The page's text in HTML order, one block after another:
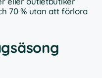
70 % utan att förlora